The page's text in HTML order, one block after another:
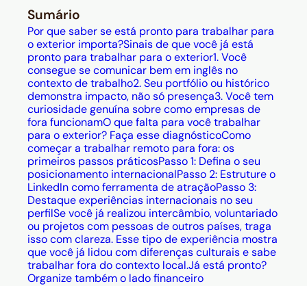
está quase lá são: dificuldade de se
vender em inglês sob pressão, falta
de estrutura PJ para ser contratado
como contractor e buscar vagas em
plataformas genéricas em vez de
canais especializados em
contratação global.
Além do preparo técnico e do
posicionamento, há uma dimensão
financeira que entra em cena logo
no primeiro pagamento — spread
bancário, taxas escondidas e
conversões no momento errado
corroem silenciosamente a renda, e
a Husky resolve isso com
previsibilidade e controle sobre o
Sumário
Por que saber se está pronto para trabalhar para
o exterior importa?Sinais de que você já está
pronto para trabalhar para o exterior1. Você
consegue se comunicar bem em inglês no
contexto de trabalho2. Seu portfólio ou histórico
demonstra impacto, não só presença3. Você tem
curiosidade genuína sobre como empresas de
fora funcionamO que falta para você trabalhar
para o exterior? Faça esse diagnósticoComo
começar a trabalhar remoto para fora: os
primeiros passos práticosPasso 1: Defina o seu
posicionamento internacionalPasso 2: Estruture o
LinkedIn como ferramenta de atraçãoPasso 3:
Destaque experiências internacionais no seu
perfilSe você já realizou intercâmbio, voluntariado
ou projetos com pessoas de outros países, traga
isso com clareza. Esse tipo de experiência mostra
que você já lidou com diferenças culturais e sabe
trabalhar fora do contexto local.Já está pronto?
Organize também o lado financeiro